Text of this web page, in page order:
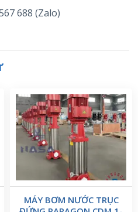
688 (Zalo)
MÁY BƠM NƯỚC TRỤC